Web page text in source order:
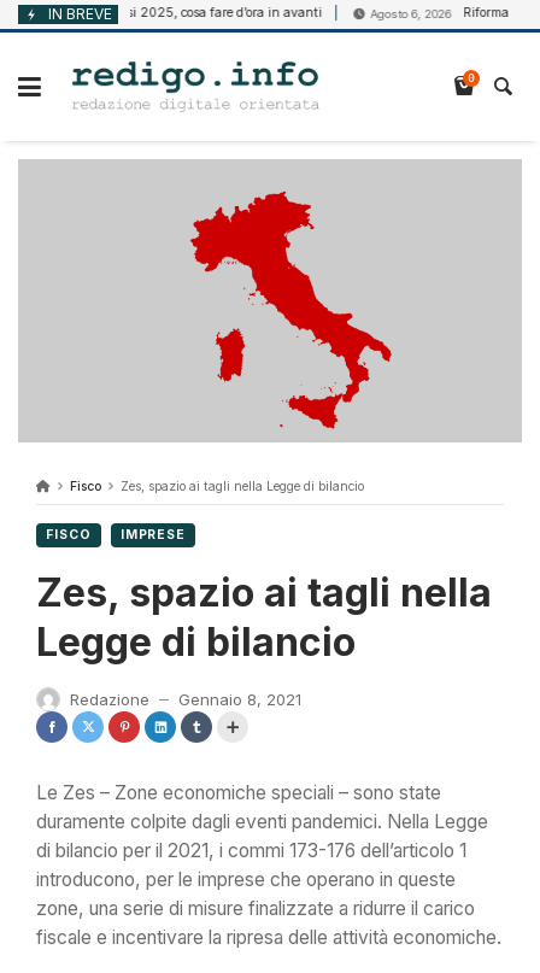
Vai
al
IN BREVE
Bando Isi 2025, cosa fare d’ora in avanti Agosto 6, 2026 Riforma della
0
Fisco Zes, spazio ai tagli nella Legge di bilancio
FISCO IMPRESE
Zes, spazio ai tagli nella
Legge di bilancio
Redazione — Gennaio 8, 2021
Le Zes – Zone economiche speciali – sono state
duramente colpite dagli eventi pandemici. Nella Legge
di bilancio per il 2021, i commi 173-176 dell’articolo 1
introducono, per le imprese che operano in queste
zone, una serie di misure finalizzate a ridurre il carico
fiscale e incentivare la ripresa delle attività economiche.